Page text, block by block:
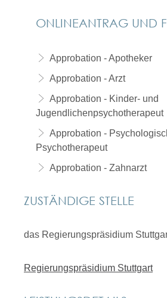
ONLINEANTRAG UND
Approbation - Apotheker
Approbation - Arzt
Approbation - Kinder- und
Jugendlichenpsychotherapeut
Approbation -
Psychotherapeut
Approbation - Zahnarzt
ZUSTÄNDIGE STELLE
das Regierungspräsidium
Regierungspräsidium Stuttgart